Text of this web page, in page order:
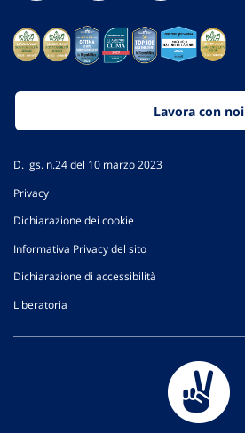
Lavora con noi
D. lgs. n.24 del 10 marzo 2023
Privacy
Dichiarazione dei cookie
Informativa Privacy del sito
Dichiarazione di accessibilità
Liberatoria